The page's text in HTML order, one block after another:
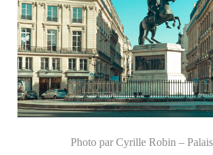
Photo par Cyrille Robin –